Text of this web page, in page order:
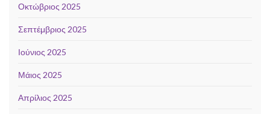
Οκτώβριος 2025
Σεπτέμβριος 2025
Ιούνιος 2025
Μάιος 2025
Απρίλιος 2025